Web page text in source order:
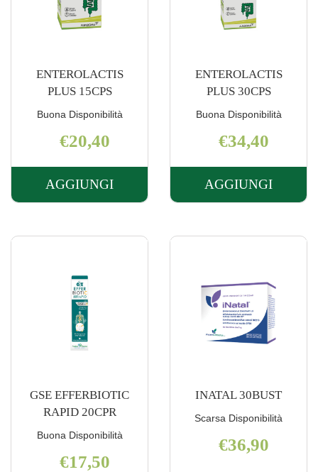
ENTEROLACTIS
PLUS 15CPS
Buona Disponibilità
€20,40
AGGIUNGI
AGGIUNGI ENTEROLACTIS
15CPS AL
ENTEROLACTIS
PLUS 30CPS
Buona Disponibilità
€34,40
AGGIUNGI
AGGIUNGI
30CPS AL
GSE EFFERBIOTIC
RAPID 20CPR
Buona Disponibilità
€17,50
INATAL 30BUST
Scarsa Disponibilità
€36,90